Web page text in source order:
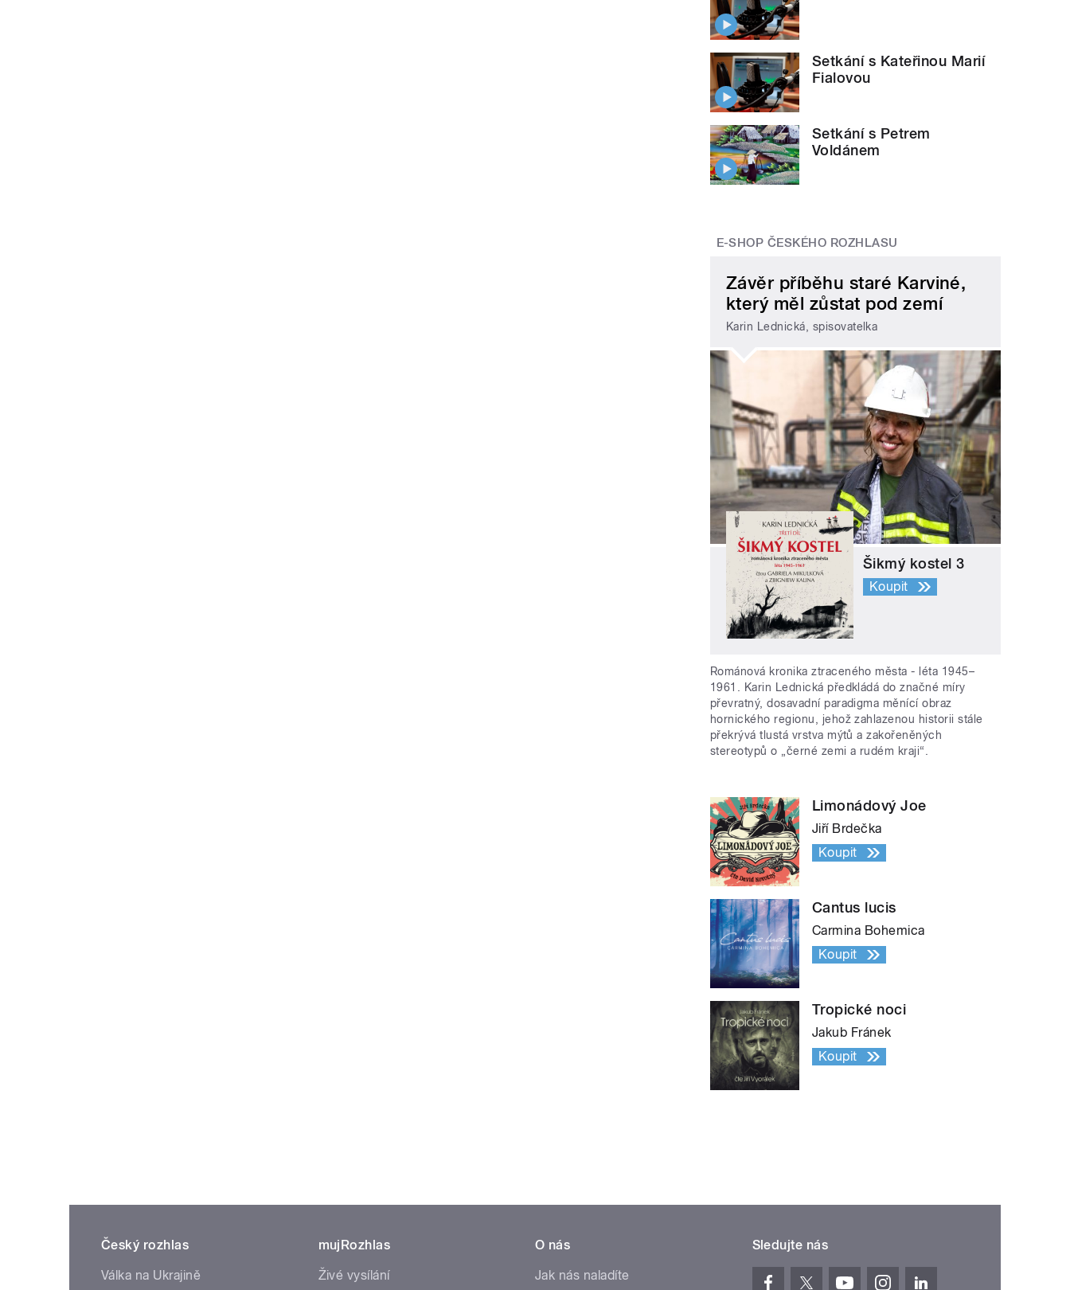
Setkání s Kateřinou Marií
Fialovou
Setkání s Petrem
Voldánem
E-SHOP ČESKÉHO ROZHLASU
Závěr příběhu staré Karviné,
který měl zůstat pod zemí
Karin Lednická, spisovatelka
Šikmý kostel 3
Koupit
Románová kronika ztraceného města - léta 1945–
1961. Karin Lednická předkládá do značné míry
převratný, dosavadní paradigma měnící obraz
hornického regionu, jehož zahlazenou historii stále
překrývá tlustá vrstva mýtů a zakořeněných
stereotypů o „černé zemi a rudém kraji“.
Limonádový Joe
Jiří Brdečka
Koupit
Cantus lucis
Carmina Bohemica
Koupit
Tropické noci
Jakub Fránek
Koupit
Český rozhlas
Válka na Ukrajině
mujRozhlas
Živé vysílání
O nás
Jak nás naladíte
Sledujte nás